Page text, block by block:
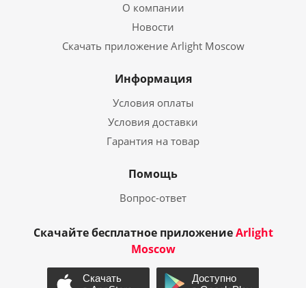
О компании
Новости
Скачать приложение Arlight Moscow
Информация
Условия оплаты
Условия доставки
Гарантия на товар
Помощь
Вопрос-ответ
Скачайте бесплатное приложениеArlight
Moscow